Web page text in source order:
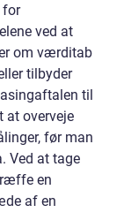
for
ved at
om værditab
tilbyder
til
at overveje
før man
Ved at tage
en
af en